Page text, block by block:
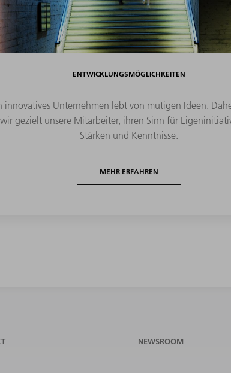
ENTWICKLUNGSMÖGLICHKEITEN
innovatives Unternehmen lebt von mutigen Ideen.
wir gezielt unsere Mitarbeiter, ihren Sinn für
Stärken und Kenntnisse.
MEHR ERFAHREN
NEWSROOM